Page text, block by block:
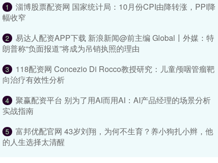
1
淄博股票配资网 国家统计局：10月份CPI由降转涨，PPI降
幅收窄
2
易达人配资APP下载 新浪新闻@前主编 Global丨外媒：特
朗普称“负面报道”将成为吊销执照的理由
3
118配资网 Concezio Di Rocco教授研究：儿童颅咽管瘤靶
向治疗有效性分析
4
聚赢配资平台 别为了用AI而用AI：AI产品经理的场景分析
实战指南
5
富邦优配官网 43岁刘翔，为何不生育？养小狗扎小辫，他
的人生选择太清醒